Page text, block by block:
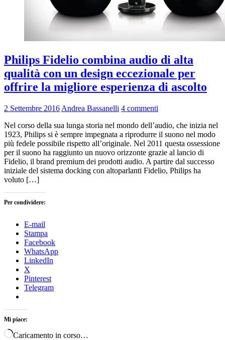
Philips Fidelio combina audio di alta
qualità con un design eccezionale per
offrire la migliore esperienza di ascolto
2 Settembre 2016 Andrea Bassanelli 4 commenti
Nel corso della sua lunga storia nel mondo dell’audio, che inizia nel
1923, Philips si è sempre impegnata a riprodurre il suono nel modo
più fedele possibile rispetto all’originale. Nel 2011 questa ossessione
per il suono ha raggiunto un nuovo orizzonte grazie al lancio di
Fidelio, il brand premium dei prodotti audio. A partire dal successo
iniziale del sistema docking con altoparlanti Fidelio, Philips ha
voluto […]
Per condividere:
E-mail
Stampa
Facebook
WhatsApp
LinkedIn
X
Pinterest
Telegram
Mi piace:
Caricamento in corso…